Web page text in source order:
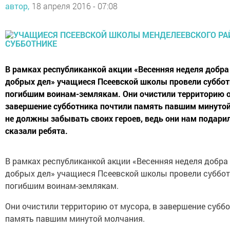
автор, 18 апреля 2016 - 07:08
В рамках республиканкой акции «Весенняя неделя
добрых дел» учащиеся Псеевской школы провели
погибшим воинам-землякам. Они очистили территорию
завершение субботника почтили память павшим
не должны забывать своих героев, ведь они нам
сказали ребята.
В рамках республиканкой акции «Весенняя неделя
добрых дел» учащиеся Псеевской школы провели
погибшим воинам-землякам.
Они очистили территорию от мусора, в завершение
память павшим минутой молчания.